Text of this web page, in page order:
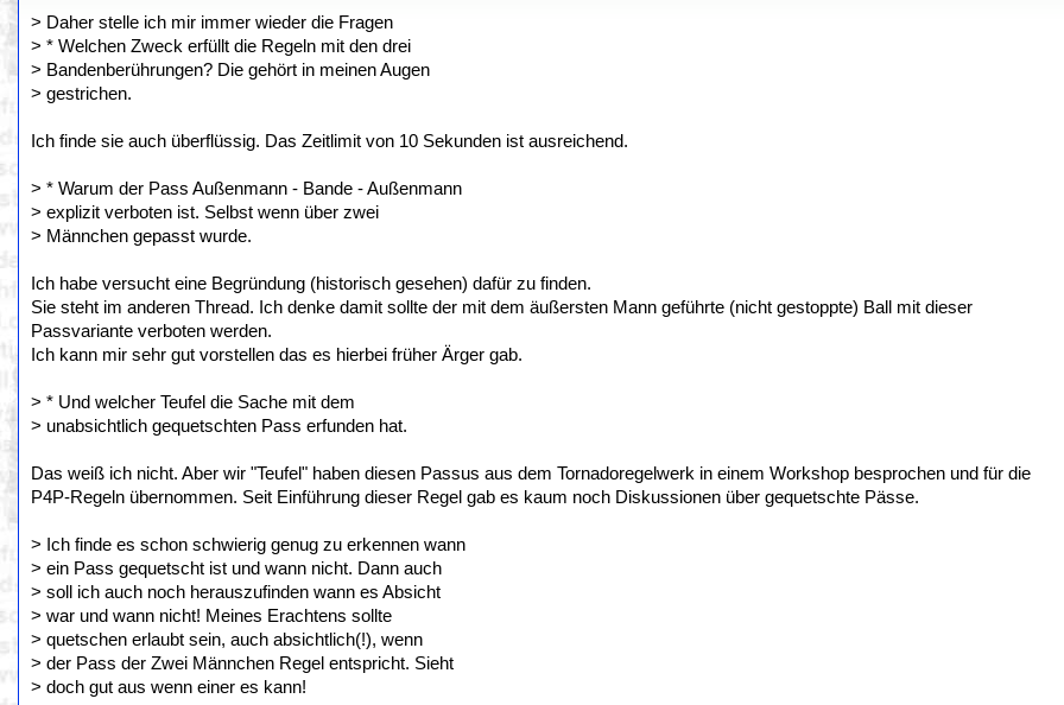
> Daher stelle ich mir immer wieder die Fragen
> * Welchen Zweck erfüllt die Regeln mit den drei
> Bandenberührungen? Die gehört in meinen Augen
> gestrichen.
Ich finde sie auch überflüssig. Das Zeitlimit von 10 Sekunden ist ausreichend.
> * Warum der Pass Außenmann - Bande - Außenmann
> explizit verboten ist. Selbst wenn über zwei
> Männchen gepasst wurde.
Ich habe versucht eine Begründung (historisch gesehen) dafür zu finden.
Sie steht im anderen Thread. Ich denke damit sollte der mit dem äußersten Mann geführte (nicht gestoppte) Ball mit dieser
Passvariante verboten werden.
Ich kann mir sehr gut vorstellen das es hierbei früher Ärger gab.
> * Und welcher Teufel die Sache mit dem
> unabsichtlich gequetschten Pass erfunden hat.
Das weiß ich nicht. Aber wir "Teufel" haben diesen Passus aus dem Tornadoregelwerk in einem Workshop besprochen und für die
P4P-Regeln übernommen. Seit Einführung dieser Regel gab es kaum noch Diskussionen über gequetschte Pässe.
> Ich finde es schon schwierig genug zu erkennen wann
> ein Pass gequetscht ist und wann nicht. Dann auch
> soll ich auch noch herauszufinden wann es Absicht
> war und wann nicht! Meines Erachtens sollte
> quetschen erlaubt sein, auch absichtlich(!), wenn
> der Pass der Zwei Männchen Regel entspricht. Sieht
> doch gut aus wenn einer es kann!